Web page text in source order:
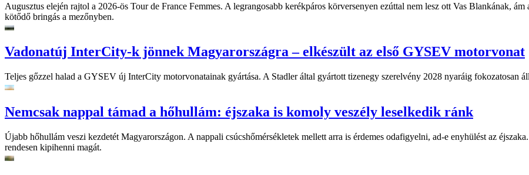
Augusztus elején rajtol a 2026-ös Tour de France Femmes. A legrangosabb kerékpáros körversenyen ezúttal nem lesz ott Vas Blankának,
kötődő bringás a mezőnyben.
Vadonatúj InterCity-k jönnek Magyarországra – elkészült az első GYSEV motorvonat
Teljes gőzzel halad a GYSEV új InterCity motorvonatainak gyártása. A Stadler által gyártott tizenegy szerelvény 2028 nyaráig fokozatosan
Nemcsak nappal támad a hőhullám: éjszaka is komoly veszély leselkedik ránk
Újabb hőhullám veszi kezdetét Magyarországon. A nappali csúcshőmérsékletek mellett arra is érdemes odafigyelni, ad-e enyhülést az
rendesen kipihenni magát.